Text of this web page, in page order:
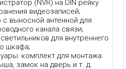
(NVR) на DIN рейку
видеозаписей;
с выносной антенной для
канала связи;
для внутреннего
шкафа;
комплект для монтажа
замок на дверь и т. д.